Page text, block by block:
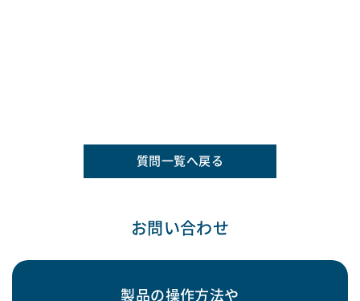
質問一覧へ戻る
お問い合わせ
製品の操作方法や